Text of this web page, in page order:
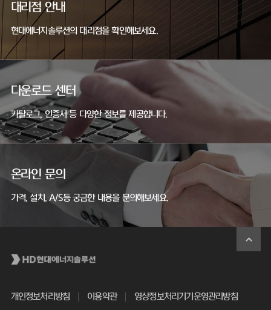
대리점 안내
현대에너지솔루션의 대리점을 확인해보세요.
다운로드 센터
카탈로그, 인증서 등 다양한 정보를 제공합니다.
온라인 문의
가격, 설치, A/S등 궁금한 내용을 문의해보세요.
개인정보처리방침 이용약관 영상정보처리기기운영관리방침